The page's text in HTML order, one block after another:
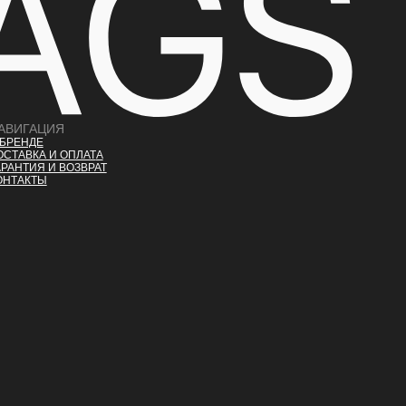
И ОПЛАТА
И ВОЗВРАТ